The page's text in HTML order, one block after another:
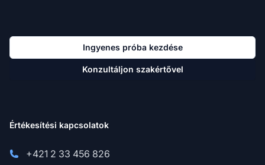
Ingyenes próba kezdése
Konzultáljon szakértővel
Értékesítési kapcsolatok
+421 2 33 456 826